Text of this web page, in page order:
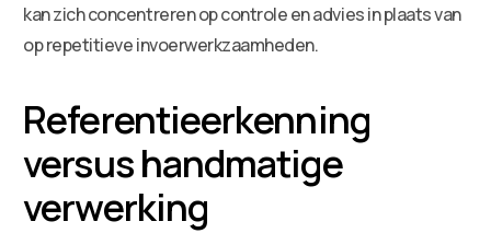
kan zich concentreren op controle en advies in plaats van
op repetitieve invoerwerkzaamheden.
Referentieerkenning
versus handmatige
verwerking